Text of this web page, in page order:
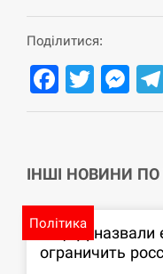
СЕРПЕНЬ
13:23
“Они должны
ответили, как
13:10
Тайвань
СЕРПЕНЬ
Поділитися:
Twitter
ІНШІ НОВИНИ ПО
Політика
В ЦПД назвали
ограничить